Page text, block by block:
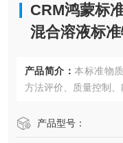
CRM鸿蒙标
混合溶液标
产品简介： 本标准物
方法评价、质量控制、
产品型号：